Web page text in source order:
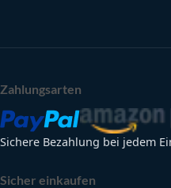
Zahlungsarten
Sichere Bezahlung bei jedem
Sicher einkaufen